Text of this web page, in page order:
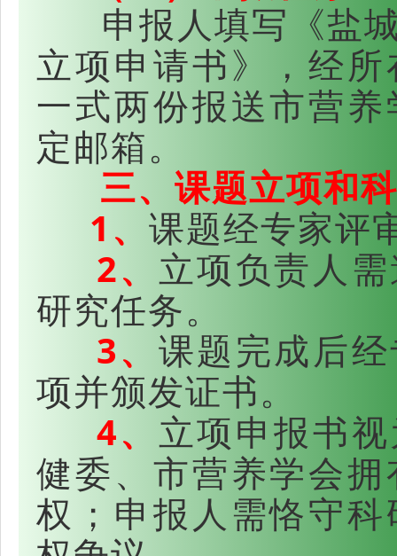
申报人填写《盐城
立项申请书》，经
一式两份报送市营
定邮箱。
三、课题立项和
1、 课题经专家评
2、 立项负责人
研究任务。
3、 课题完成后
项并颁发证书。
4、 立项申报书
健委、市营养学会
权；申报人需恪守